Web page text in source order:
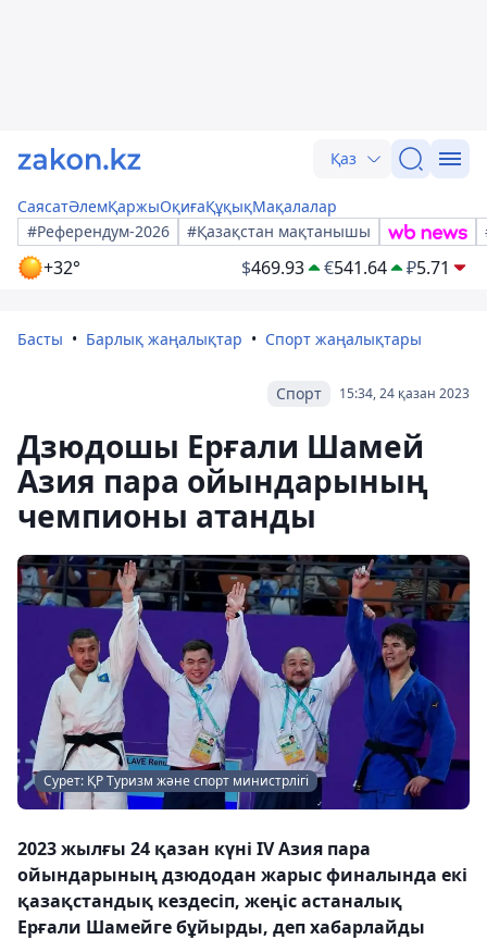
Қаз
СаясатӘлемҚаржыОқиғаҚұқықМақалалар
#Референдум-2026
#Қазақстан мақтанышы
+32° $469.93 €541.64 ₽5.71
Басты Барлық жаңалықтар Спорт жаңалықтары
15:34, 24 қазан 2023
Спорт
Дзюдошы Ерғали Шамей
Азия пара ойындарының
чемпионы атанды
Сурет: ҚР Туризм және спорт министрлігі
2023 жылғы 24 қазан күні IV Азия пара
ойындарының дзюдодан жарыс финалында екі
қазақстандық кездесіп, жеңіс астаналық
Ерғали Шамейге бұйырды, деп хабарлайды